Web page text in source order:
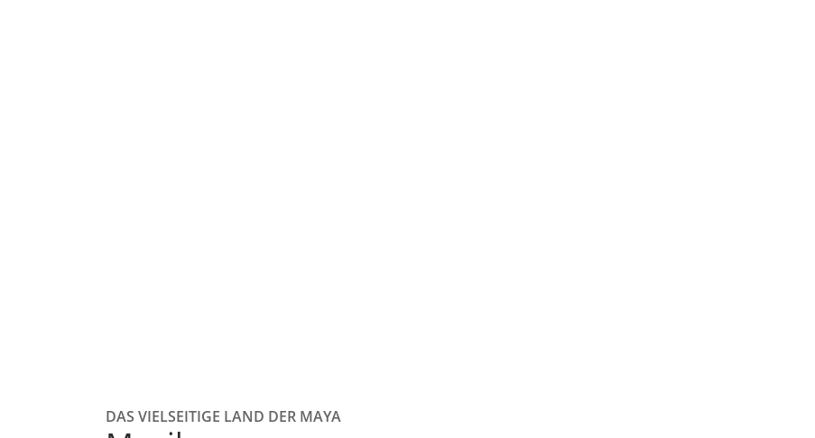
DAS VIELSEITIGE LAND DER MAYA